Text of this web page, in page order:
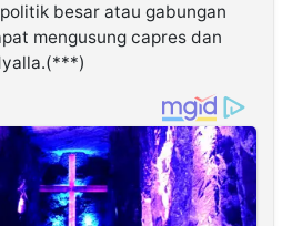
besar atau gabungan
mengusung capres dan